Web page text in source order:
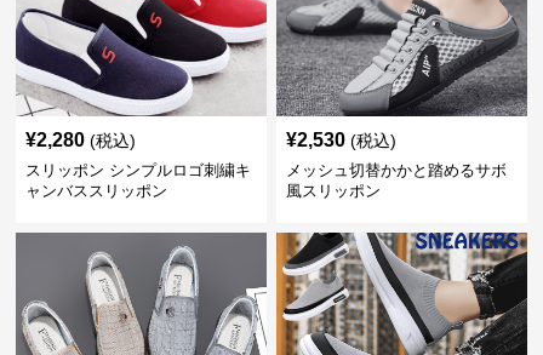
¥2,280 (税込)
スリッポン シンプルロゴ刺繍キ
ャンバススリッポン
¥2,530 (税込)
メッシュ切替かかと踏めるサボ
風スリッポン